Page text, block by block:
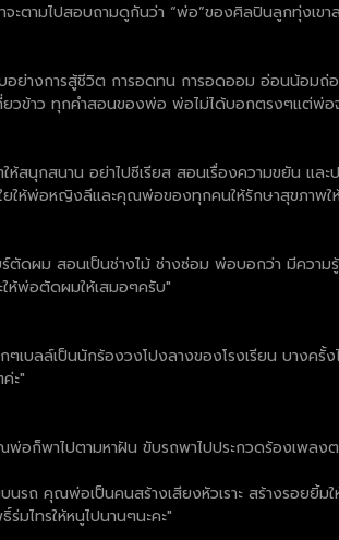
ตามไปสอบถามดูกันว่า “พ่อ”ของศิลปินลูกทุ่งเขาส
ย่างการสู้ชีวิต การอดทน การอดออม อ่อนน้อมถ่
ยวข้าว ทุกคำสอนของพ่อ พ่อไม่ได้บอกตรงๆแต่พ่
นุกสนาน อย่าไปซีเรียส สอนเรื่องความขยัน แ
ยให้พ่อหญิงลีและคุณพ่อของทุกคนให้รักษาสุขภาพใ
ตัดผม สอนเป็นช่างไม้ ช่างซ่อม พ่อบอกว่า มีควา
ห้พ่อตัดผมให้เสมอๆครับ"
บลล์เป็นนักร้องวงโปงลางของโรงเรียน บางครั้
ะ"
าไปตามหาฝัน ขับรถพาไปประกวดร้องเพลงต
นรถ คุณพ่อเป็นคนสร้างเสียงหัวเราะ สร้างรอย
มไทรให้หนูไปนานๆนะคะ"